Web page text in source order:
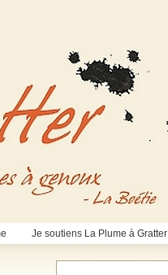
Je soutiens La Plume à